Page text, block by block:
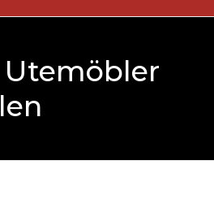
Utemöbler